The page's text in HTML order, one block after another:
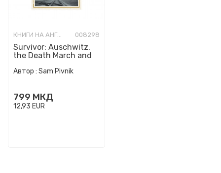
КНИГИ НА АНГЛИСКИ ЈАЗИК 008298
Survivor: Auschwitz,
the Death March and
Автор : Sam Pivnik
799 МКД
12,93 EUR